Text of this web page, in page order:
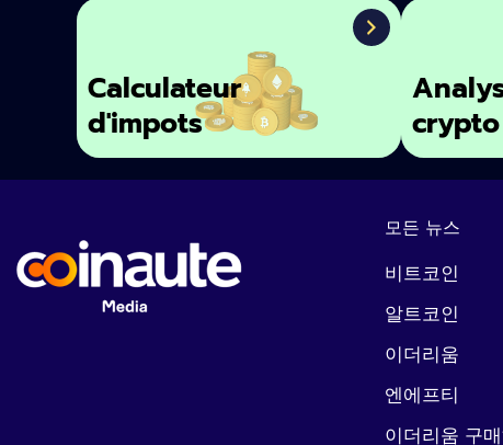
Calculateur
d'impots
crypto
모든 뉴스
비트코인
알트코인
이더리움
엔에프티
이더리움 구